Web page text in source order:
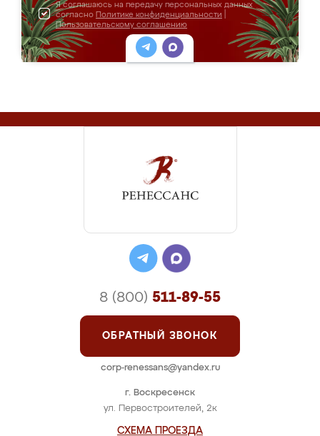
Я соглашаюсь на передачу персональных данных
согласно Политике конфиденциальности
Пользовательскому соглашению
г. Воскресенск
ул. Первостроителей, 2к
СХЕМА ПРОЕЗДА
8 (800) 511-89-55
ОБРАТНЫЙ ЗВОНОК
corp-renessans@yandex.ru